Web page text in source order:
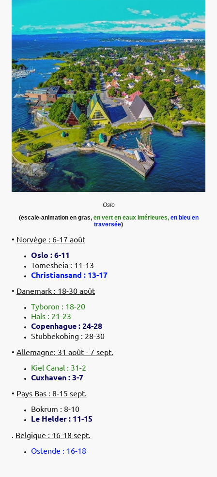
Oslo
(escale-animation en gras, en vert en eaux intérieures, en bleu en
traversée)
• Norvège : 6-17 août
Oslo : 6-11
Tomesheia : 11-13
Christiansand : 13-17
• Danemark : 18-30 août
Tyboron : 18-20
Hals : 21-23
Copenhague : 24-28
Stubbekobing : 28-30
• Allemagne: 31 août - 7 sept.
Kiel Canal : 31-2
Cuxhaven : 3-7
• Pays Bas : 8-15 sept.
Bokrum : 8-10
Le Helder : 11-15
Belgique : 16-18 sept.
Ostende : 16-18